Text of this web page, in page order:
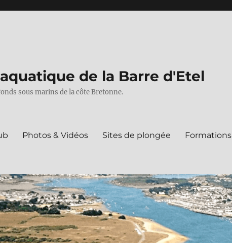
de la Barre d'Etel
sous marins de la côte Bretonne.
Photos & Vidéos Sites de plongée Formations